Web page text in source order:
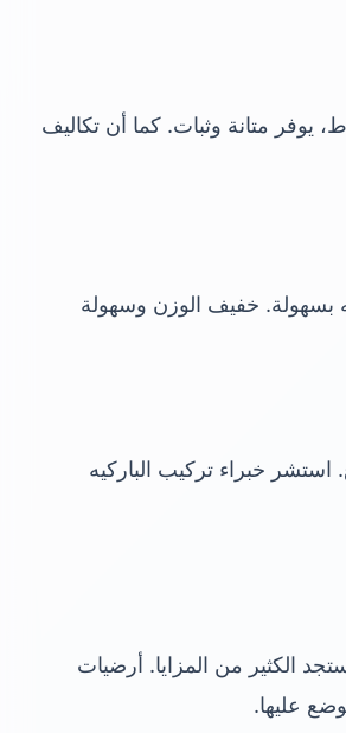
متانة وثبات. كما أن تكاليف
بسهولة. خفيف الوزن وسهولة
استشر خبراء تركيب الباركيه
الكثير من المزايا. أرضيات
عليها.